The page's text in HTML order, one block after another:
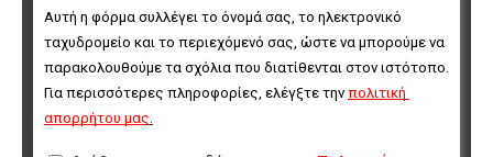
Αυτή η φόρμα συλλέγει το όνομά σας, το ηλεκτρονικό
ταχυδρομείο και το περιεχόμενό σας, ώστε να μπορούμε να
παρακολουθούμε τα σχόλια που διατίθενται στον ιστότοπο.
Για περισσότερες πληροφορίες, ελέγξτε την πολιτική
απορρήτου μας